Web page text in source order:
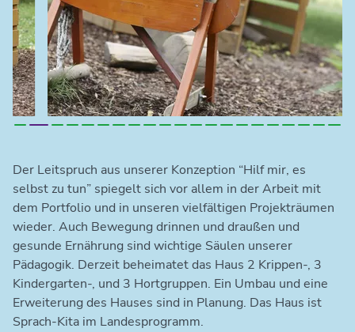
Der Leitspruch aus unserer Konzeption “Hilf mir, es
selbst zu tun” spiegelt sich vor allem in der Arbeit mit
dem Portfolio und in unseren vielfältigen Projekträumen
wieder. Auch Bewegung drinnen und draußen und
gesunde Ernährung sind wichtige Säulen unserer
Pädagogik. Derzeit beheimatet das Haus 2 Krippen-, 3
Kindergarten-, und 3 Hortgruppen. Ein Umbau und eine
Erweiterung des Hauses sind in Planung. Das Haus ist
Sprach-Kita im Landesprogramm.